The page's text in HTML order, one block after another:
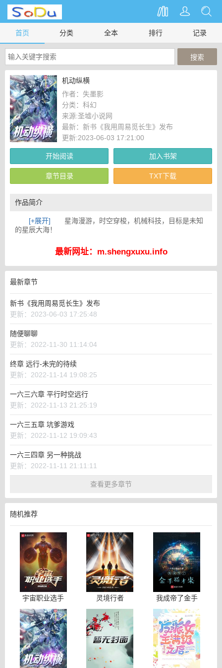
首页 分类 全本 排行 记录
机动纵横
作者： 失墨影
分类： 科幻
来源:圣墟小说网
最新： 新书《我用周易觅长生》发布
更新:2023-06-03 17:21:00
开始阅读 加入书架
章节目录 TXT下载
作品简介
[+展开] 星海漫游，时空穿梭，机械科技，目标是未知
的星辰大海！
最新网址：m.shengxuxu.info
最新章节
新书《我用周易觅长生》发布
更新：2023-06-03 17:25:48
随便聊聊
更新：2022-11-30 11:14:04
终章 远行-未完的待续
更新：2022-11-14 19:08:25
一六三六章 平行时空远行
更新：2022-11-13 21:25:19
一六三五章 坑爹游戏
更新：2022-11-12 19:09:43
一六三四章 另一种挑战
更新：2022-11-11 21:11:11
查看更多章节
随机推荐
宇宙职业选手 灵境行者
我成帝了金手
指才来